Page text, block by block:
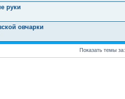
руки
овчарки
Показать темы за: